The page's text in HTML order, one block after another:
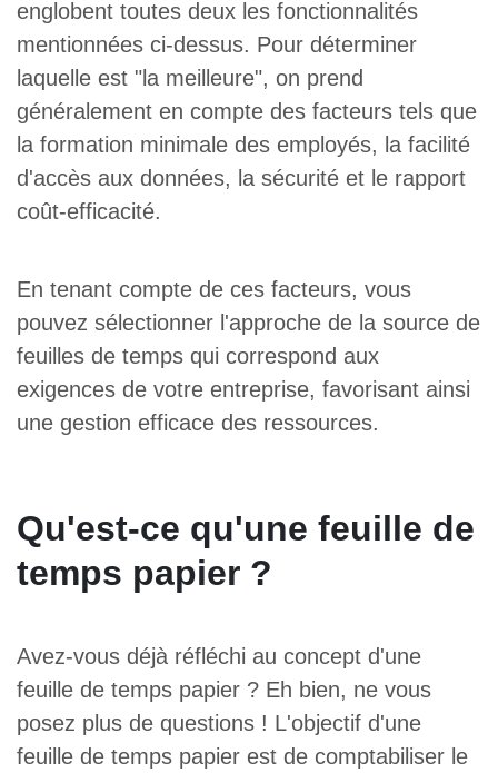
englobent toutes deux les fonctionnalités
mentionnées ci-dessus. Pour déterminer
laquelle est "la meilleure", on prend
généralement en compte des facteurs tels que
la formation minimale des employés, la facilité
d'accès aux données, la sécurité et le rapport
coût-efficacité.
En tenant compte de ces facteurs, vous
pouvez sélectionner l'approche de la source de
feuilles de temps qui correspond aux
exigences de votre entreprise, favorisant ainsi
une gestion efficace des ressources.
Qu'est-ce qu'une feuille de
temps papier ?
Avez-vous déjà réfléchi au concept d'une
feuille de temps papier ? Eh bien, ne vous
posez plus de questions ! L'objectif d'une
feuille de temps papier est de comptabiliser le